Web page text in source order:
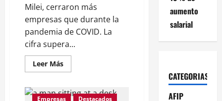
la
mayoría
de
sus
empleados
Milei, cerraron más
empresas que durante la
pandemia de COVID. La
cifra supera...
Leer MásLeer
más
Milei
mató
Empresas Destacados
aumento
salarial
CATEGORIAS
AFIP